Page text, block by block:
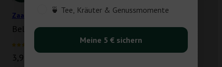
Zaatar Gewürzzubereitung (57g)
Beliebt in Nordafrika und dem Orient
14 Bewertungen
Angebot
3,95 €
🍵 Tee, Kräuter & Genussmomente
Meine 5 € sichern